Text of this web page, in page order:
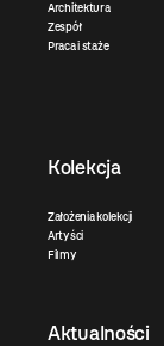
Architektura
Zespół
Praca i staże
Kolekcja
Założenia kolekcji
Artyści
Filmy
Aktualności